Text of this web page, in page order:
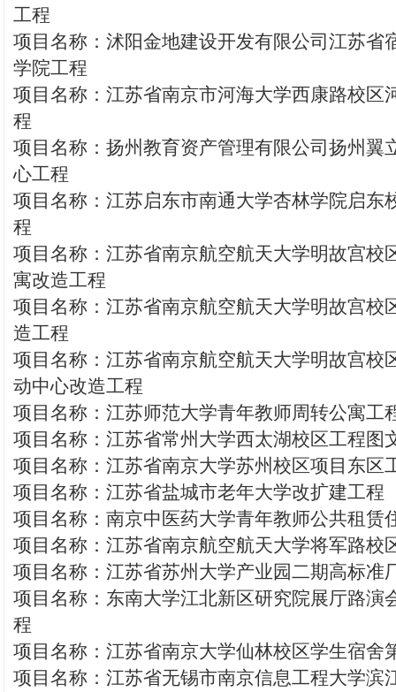
工程
项目名称：沭阳金地建设开发有限公司江苏省
学院工程
项目名称：江苏省南京市河海大学西康路校区
程
项目名称：扬州教育资产管理有限公司扬州翼
心工程
项目名称：江苏启东市南通大学杏林学院启东
程
项目名称：江苏省南京航空航天大学明故宫校
寓改造工程
项目名称：江苏省南京航空航天大学明故宫校
造工程
项目名称：江苏省南京航空航天大学明故宫校
动中心改造工程
项目名称：江苏师范大学青年教师周转公寓工
项目名称：江苏省常州大学西太湖校区工程图
项目名称：江苏省南京大学苏州校区项目东区
项目名称：江苏省盐城市老年大学改扩建工程
项目名称：南京中医药大学青年教师公共租赁
项目名称：江苏省南京航空航天大学将军路校
项目名称：江苏省苏州大学产业园二期高标准
项目名称：东南大学江北新区研究院展厅路演
程
项目名称：江苏省南京大学仙林校区学生宿舍
项目名称：江苏省无锡市南京信息工程大学滨